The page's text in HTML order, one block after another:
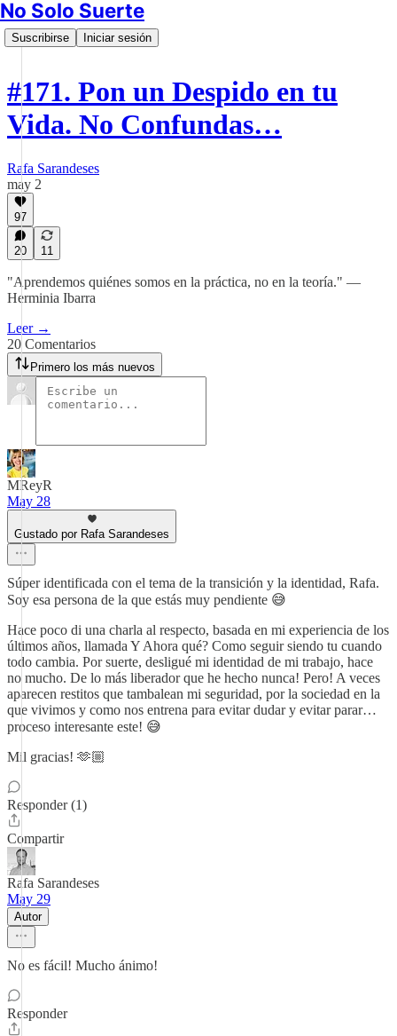
No Solo Suerte
Suscribirse Iniciar sesión
#171. Pon un Despido en tu
Vida. No Confundas…
Rafa Sarandeses
may 2
97
20 11
"Aprendemos quiénes somos en la práctica, no en la teoría." —
Herminia Ibarra
Leer →
20 Comentarios
Primero los más nuevos
MReyR
May 28
Gustado por Rafa Sarandeses
Súper identificada con el tema de la transición y la identidad, Rafa.
Soy esa persona de la que estás muy pendiente 😅
Hace poco di una charla al respecto, basada en mi experiencia de los
últimos años, llamada Y Ahora qué? Como seguir siendo tu cuando
todo cambia. Por suerte, desligué mi identidad de mi trabajo, hace
no mucho. De lo más liberador que he hecho nunca! Pero! A veces
aparecen restitos que tambalean mi seguridad, por la sociedad en la
que vivimos y como nos entrena para evitar dudar y evitar parar…
proceso interesante este! 😅
Mil gracias! 🫶🏼
Responder (1)
Compartir
Rafa Sarandeses
May 29
Autor
No es fácil! Mucho ánimo!
Responder